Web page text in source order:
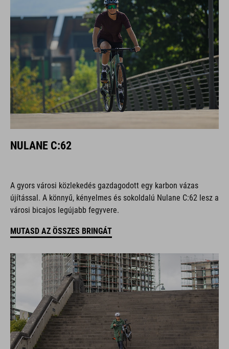
NULANE C:62
A gyors városi közlekedés gazdagodott egy karbon vázas
újítással. A könnyű, kényelmes és sokoldalú Nulane C:62 lesz a
városi bicajos legújabb fegyvere.
MUTASD AZ ÖSSZES BRINGÁT